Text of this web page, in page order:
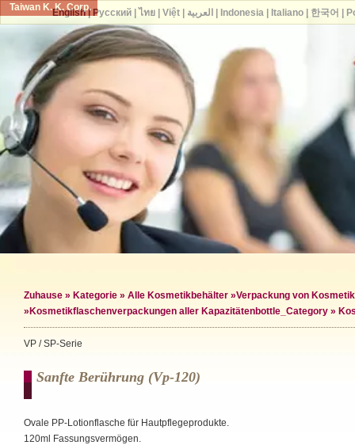
Taiwan K. K. Corp.
Zuhause » Kategorie » Alle Kosmetikbehälter »Verpackung von
» Kosmetikflaschenverpackungen aller Kapazitätenbottle_Category »
VP / SP-Serie
Sanfte Berührung (vp-120)
Ovale PP-Lotionflasche für Hautpflegeprodukte.
120ml Fassungsvermögen.
English| Русский| ไทย| Việt| العربية Indonesia| Italiano| 한국어